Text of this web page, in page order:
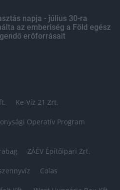
napja - július 30-ra
az emberiség a Föld egész
erőforrásait
Ke-Víz 21 Zrt.
Operatív Program
ZÁÉV Építőipari Zrt.
Colas